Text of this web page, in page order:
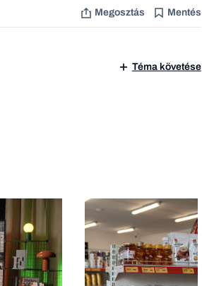
Megosztás Mentés
Téma követése